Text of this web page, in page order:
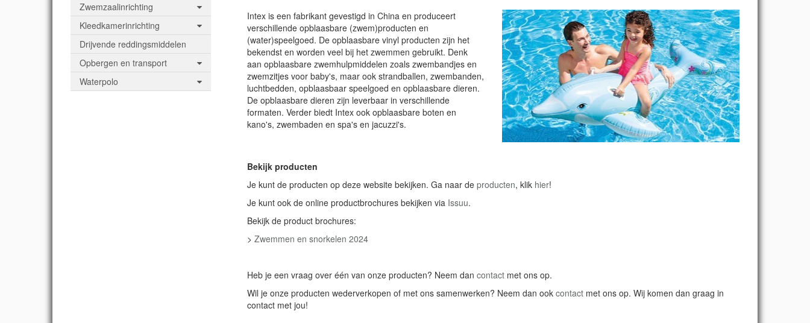
Zwemzaalinrichting
Kleedkamerinrichting
Drijvende reddingsmiddelen
Opbergen en transport
Waterpolo
Intex is een fabrikant gevestigd in China en produceert
verschillende opblaasbare (zwem)producten en
(water)speelgoed. De opblaasbare vinyl producten zijn het
bekendst en worden veel bij het zwemmen gebruikt. Denk
aan opblaasbare zwemhulpmiddelen zoals zwembandjes en
zwemzitjes voor baby's, maar ook strandballen, zwembanden,
luchtbedden, opblaasbaar speelgoed en opblaasbare dieren.
De opblaasbare dieren zijn leverbaar in verschillende
formaten. Verder biedt Intex ook opblaasbare boten en
kano's, zwembaden en spa's en jacuzzi's.
Bekijk producten
Je kunt de producten op deze website bekijken. Ga naar de producten, klik hier!
Je kunt ook de online productbrochures bekijken via Issuu.
Bekijk de product brochures:
> Zwemmen en snorkelen 2024
Heb je een vraag over één van onze producten? Neem dan contactmet ons op.
Wil je onze producten wederverkopen of met ons samenwerken? Neem dan ook contactmet ons op. Wij komen dan graag in
contact met jou!